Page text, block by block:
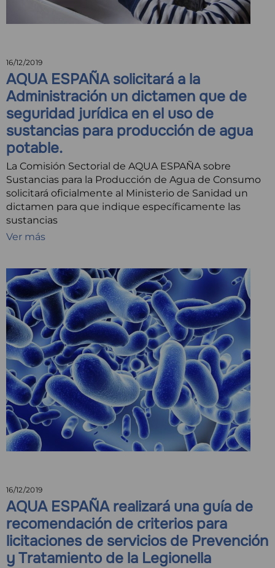
16/12/2019
AQUA ESPAÑA solicitará a la
Administración un dictamen que de
seguridad jurídica en el uso de
sustancias para producción de agua
potable.
La Comisión Sectorial de AQUA ESPAÑA sobre
Sustancias para la Producción de Agua de Consumo
solicitará oficialmente al Ministerio de Sanidad un
dictamen para que indique específicamente las
sustancias
Ver más
16/12/2019
AQUA ESPAÑA realizará una guía de
recomendación de criterios para
licitaciones de servicios de Prevención
y Tratamiento de la Legionella